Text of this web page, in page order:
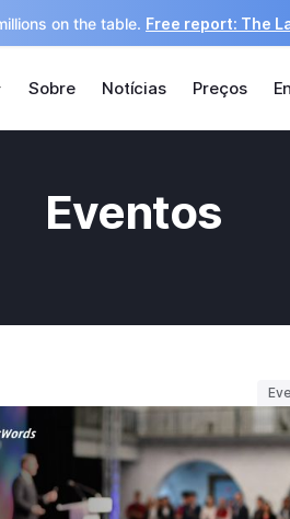
on the table. Free report: The
Sobre Notícias Preços
Eventos